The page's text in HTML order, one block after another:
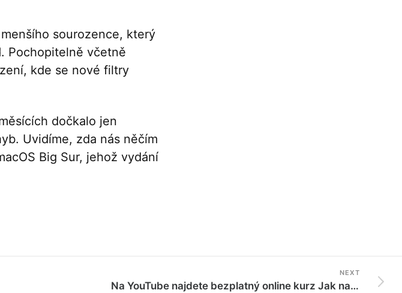
sourozence, který
Pochopitelně včetně
kde se nové filtry
dočkalo jen
Uvidíme, zda nás něčím
Big Sur, jehož vydání
NEXT
Na YouTube najdete bezplatný online kurz Jak na iMovie